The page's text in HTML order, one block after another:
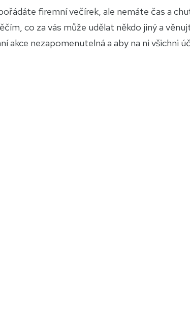
firemní večírek, ale nemáte čas a
co za vás může udělat někdo jiný a
akce nezapomenutelná a aby na ni všichni